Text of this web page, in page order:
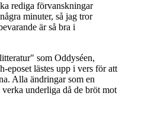
rediga förvanskningar
minuter, så jag tror
är så bra i
som Oddyséen,
eposet lästes upp i vers för att
Alla ändringar som en
underliga då de bröt mot